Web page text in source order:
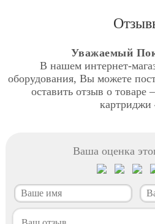
Уважаемый
В нашем интернет-
оборудования, Вы можете
оставить отзыв о товаре
картриджи
Ваша оценка